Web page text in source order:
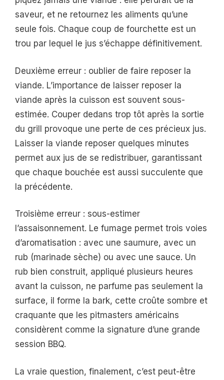
saveur, et ne retournez les aliments qu’une
seule fois. Chaque coup de fourchette est un
trou par lequel le jus s’échappe définitivement.
Deuxième erreur : oublier de faire reposer la
viande. L’importance de laisser reposer la
viande après la cuisson est souvent sous-
estimée. Couper dedans trop tôt après la sortie
du grill provoque une perte de ces précieux jus.
Laisser la viande reposer quelques minutes
permet aux jus de se redistribuer, garantissant
que chaque bouchée est aussi succulente que
la précédente.
Troisième erreur : sous-estimer
l’assaisonnement. Le fumage permet trois voies
d’aromatisation : avec une saumure, avec un
rub (marinade sèche) ou avec une sauce. Un
rub bien construit, appliqué plusieurs heures
avant la cuisson, ne parfume pas seulement la
surface, il forme la bark, cette croûte sombre et
craquante que les pitmasters américains
considèrent comme la signature d’une grande
session BBQ.
La vraie question, finalement, c’est peut-être